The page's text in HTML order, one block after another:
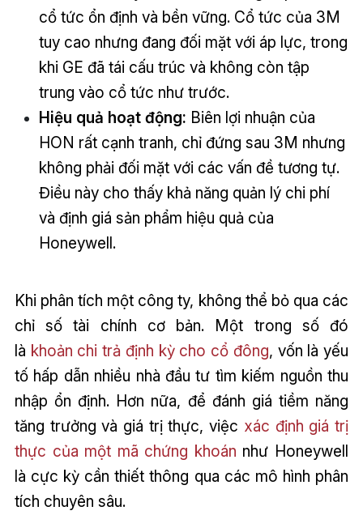
cổ tức ổn định và bền vững. Cổ tức của 3M
tuy cao nhưng đang đối mặt với áp lực, trong
khi GE đã tái cấu trúc và không còn tập
trung vào cổ tức như trước.
Hiệu quả hoạt động: Biên lợi nhuận của
HON rất cạnh tranh, chỉ đứng sau 3M nhưng
không phải đối mặt với các vấn đề tương tự.
Điều này cho thấy khả năng quản lý chi phí
và định giá sản phẩm hiệu quả của
Honeywell.
Khi phân tích một công ty, không thể bỏ qua các
chỉ số tài chính cơ bản. Một trong số đó
là khoản chi trả định kỳ cho cổ đông, vốn là yếu
tố hấp dẫn nhiều nhà đầu tư tìm kiếm nguồn thu
nhập ổn định. Hơn nữa, để đánh giá tiềm năng
tăng trưởng và giá trị thực, việc xác định giá trị
thực của một mã chứng khoán như Honeywell
là cực kỳ cần thiết thông qua các mô hình phân
tích chuyên sâu.